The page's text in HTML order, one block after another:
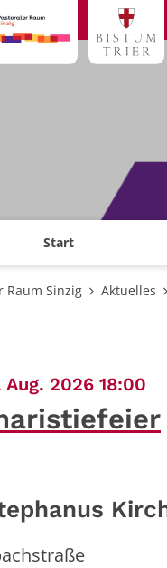
Start
Raum Sinzig Aktuelles
Aug. 2026 18:00